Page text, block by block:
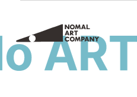
ミューラル（壁画）
私たちについて